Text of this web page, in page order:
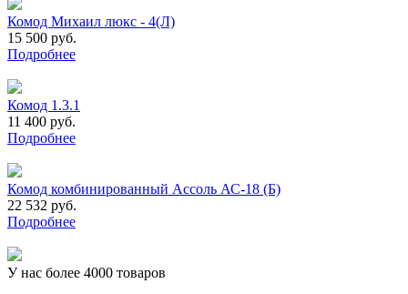
Комод Михаил люкс - 4(Л)
15 500 руб.
Подробнее
Комод 1.3.1
11 400 руб.
Подробнее
Комод комбинированный Ассоль АС-18 (Б)
22 532 руб.
Подробнее
У нас более 4000 товаров